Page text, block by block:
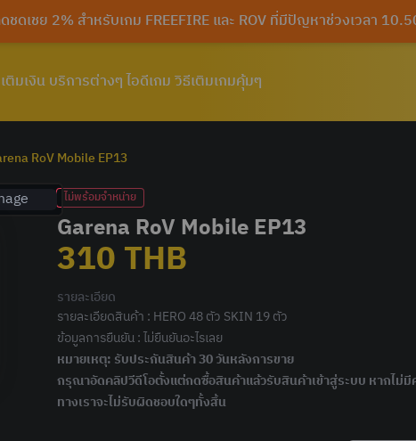
ดเชย 2% สำหรับเกม FREEFIRE และ ROV ที่มีปัญหาช่วงเวลา
ติมเงินบริการต่างๆไอดีเกมวิธีเติมเกมคุ้มๆ
RoV Mobile EP13
ไม่พร้อมจำหน่าย
Garena RoV Mobile EP13
310THB
รายละเอียด
รายละเอียดสินค้า : HERO 48 ตัว SKIN 19 ตัว
ข้อมูลการยืนยัน : ไม่ยืนยันอะไรเลย
หมายเหตุ: รับประกันสินค้า 30 วันหลังการขาย
กรุณาอัดคลิปวีดีโอตั้งแต่กดซื้อสินค้าแล้วรับสินค้าเข้าสู่ระบบ หากไม่
ทางเราจะไม่รับผิดชอบใดๆทั้งสิ้น